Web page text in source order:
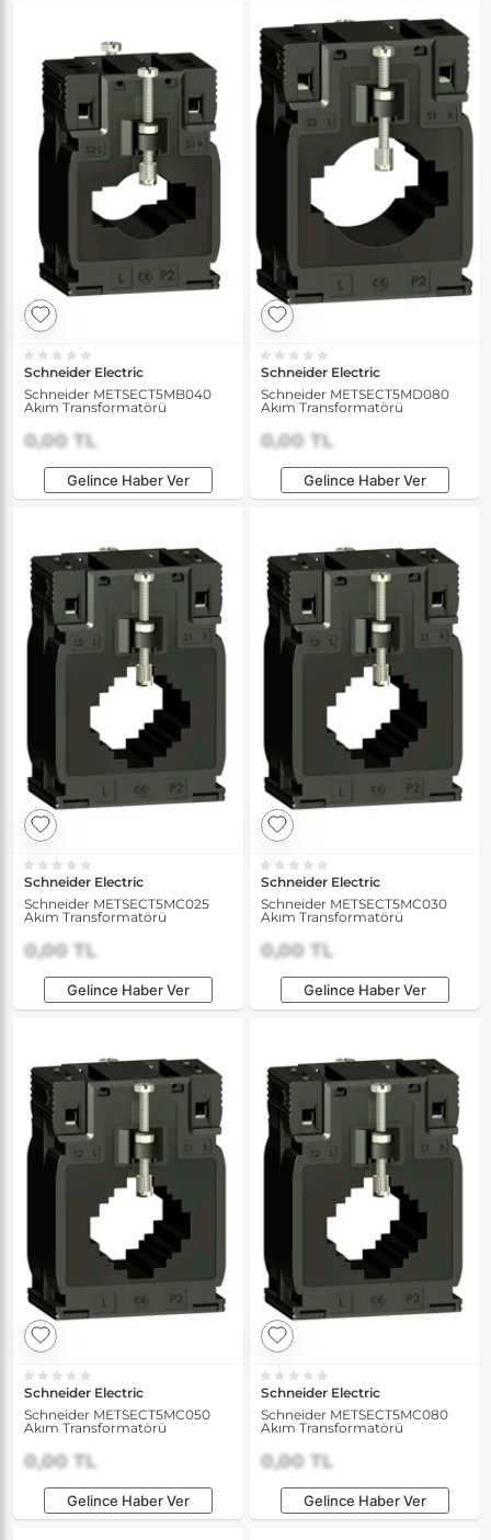
Schneider Electric
Schneider METSECT5MB040
Akım Transformatörü
0,00 TL
Gelince Haber Ver
Schneider Electric
Schneider METSECT5MD080
Akım Transformatörü
0,00 TL
Gelince Haber Ver
Schneider Electric
Schneider METSECT5MC025
Akım Transformatörü
0,00 TL
Gelince Haber Ver
Schneider Electric
Schneider METSECT5MC030
Akım Transformatörü
0,00 TL
Gelince Haber Ver
Schneider Electric
Schneider METSECT5MC050
Akım Transformatörü
0,00 TL
Gelince Haber Ver
Schneider Electric
Schneider METSECT5MC080
Akım Transformatörü
0,00 TL
Gelince Haber Ver